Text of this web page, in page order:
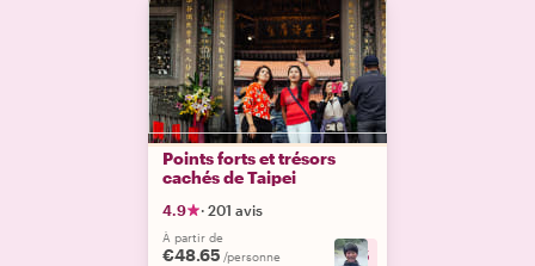
Points forts et trésors
cachés de Taipei
4.9 · 201 avis
À partir de
€48.65 /personne +5